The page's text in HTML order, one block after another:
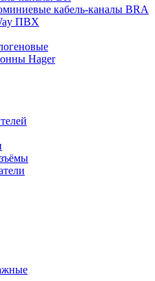
кабель-каналы BRA
ПВХ
Hager